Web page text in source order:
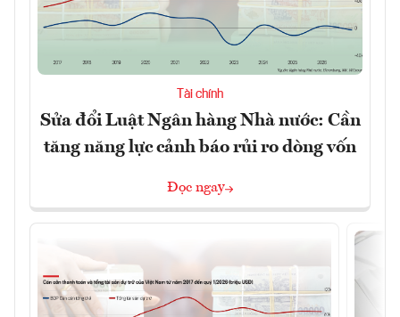
Tài chính
Sửa đổi Luật Ngân hàng Nhà nước: Cần
tăng năng lực cảnh báo rủi ro dòng vốn
Đọc ngay